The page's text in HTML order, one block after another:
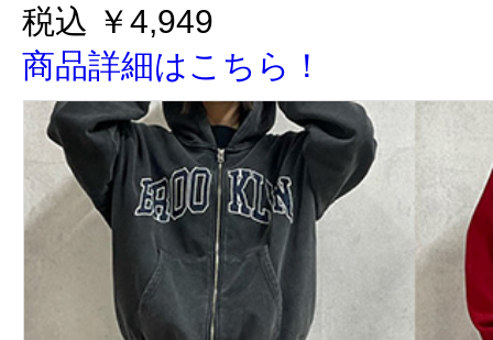
税込 ￥4,949
商品詳細はこちら！